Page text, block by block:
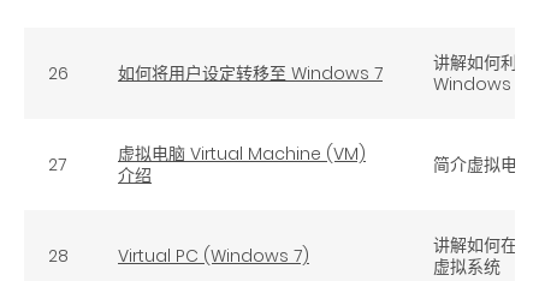
26 如何将用户设定转移至 Windows 7
讲解如何利
Windows 7
27
虚拟电脑 Virtual Machine (VM)
介绍
简介虚拟电
28 Virtual PC (Windows 7)
讲解如何在
虚拟系统